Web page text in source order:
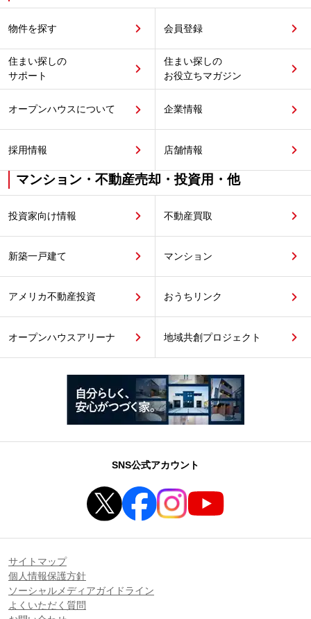
物件を探す 会員登録
住まい探しの
サポート
住まい探しの
お役立ちマガジン
オープンハウスについて 企業情報
採用情報 店舗情報
マンション・不動産売却・投資用・他
投資家向け情報 不動産買取
新築一戸建て マンション
アメリカ不動産投資 おうちリンク
オープンハウスアリーナ 地域共創プロジェクト
SNS公式アカウント
サイトマップ
個人情報保護方針
ソーシャルメディアガイドライン
よくいただく質問